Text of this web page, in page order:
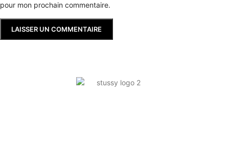
pour mon prochain commentaire.